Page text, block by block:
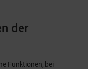
der
Funktionen, bei